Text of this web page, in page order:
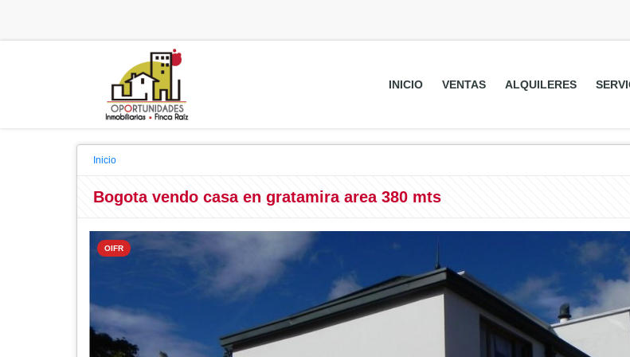
INICIO VENTAS ALQUILERES
Inicio
Bogota vendo casa en gratamira area 380 mts
OIFR